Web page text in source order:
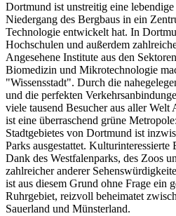
Dortmund ist unstreitig eine
Niedergang des Bergbaus in ein
Technologie entwickelt hat. In
Hochschulen und außerdem
Angesehene Institute aus den
Biomedizin und Mikrotechnologie
"Wissensstadt". Durch die
und die perfekten
viele tausend Besucher aus aller
ist eine überraschend grüne
Stadtgebietes von Dortmund ist
Parks ausgestattet.
Dank des Westfalenparks, des Zoos
zahlreicher anderer
ist aus diesem Grund ohne Frage ein
Ruhrgebiet, reizvoll beheimatet
Sauerland und Münsterland.